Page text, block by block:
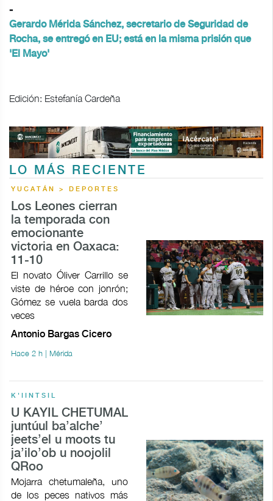
-
Gerardo Mérida Sánchez, secretario de Seguridad de
Rocha, se entregó en EU; está en la misma prisión que
'El Mayo'
Edición: Estefanía Cardeña
LO MÁS RECIENTE
YUCATÁN > DEPORTES
Los Leones cierran
la temporada con
emocionante
victoria en Oaxaca:
11-10
El novato Óliver Carrillo se
viste de héroe con jonrón;
Gómez se vuela barda dos
veces
Antonio Bargas Cicero
Hace 2 h | Mérida
K'IINTSIL
U KAYIL CHETUMAL
juntúul ba’alche’
jeets’el u moots tu
ja’ilo’ob u noojolil
QRoo
Mojarra chetumaleña, uno
de los peces nativos más